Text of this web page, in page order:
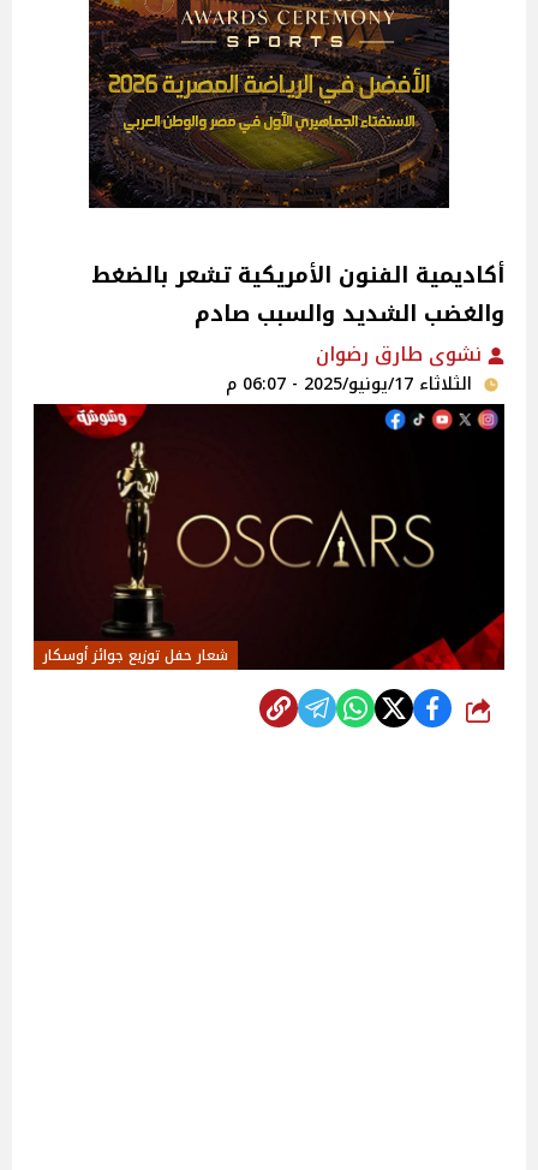
أكاديمية الفنون الأمريكية تشعر بالضغط
والغضب الشديد والسبب صادم
نشوى طارق رضوان
الثلاثاء 17/يونيو/2025 - 06:07 م
شعار حفل توزيع جوائز أوسكار
شارك